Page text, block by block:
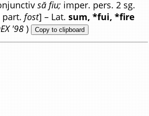
să fiu; imper. pers. 2 sg.
part. fost] – Lat.sum, *fui, *fire
'98 ) Copy to clipboard